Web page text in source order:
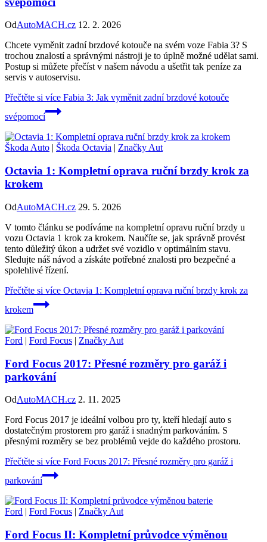
OdAutoMACH.cz 12. 2. 2026
Chcete vyměnit zadní brzdové kotouče na svém voze Fabia 3? S
trochou znalostí a správnými nástroji je to úplně možné udělat sami.
Postup si můžete přečíst v našem návodu a ušetřit tak peníze za
servis v autoservisu.
Přečtěte si více Fabia 3: Jak vyměnit zadní brzdové kotouče
svépomocí
Škoda Auto | Škoda Octavia | Značky Aut
Octavia 1: Kompletní oprava ruční brzdy krok za
krokem
OdAutoMACH.cz 29. 5. 2026
V tomto článku se podíváme na kompletní opravu ruční brzdy u
vozu Octavia 1 krok za krokem. Naučíte se, jak správně provést
tento důležitý úkon a udržet své vozidlo v optimálním stavu.
Sledujte náš návod a získáte potřebné znalosti pro bezpečné a
spolehlivé řízení.
Přečtěte si více Octavia 1: Kompletní oprava ruční brzdy krok za
krokem
Ford | Ford Focus | Značky Aut
Ford Focus 2017: Přesné rozměry pro garáž i
parkování
OdAutoMACH.cz 2. 11. 2025
Ford Focus 2017 je ideální volbou pro ty, kteří hledají auto s
dostatečným prostorem pro garáž i snadným parkováním. S
přesnými rozměry se bez problémů vejde do každého prostoru.
Přečtěte si více Ford Focus 2017: Přesné rozměry pro garáž i
parkování
Ford | Ford Focus | Značky Aut
Ford Focus II: Kompletní průvodce výměnou